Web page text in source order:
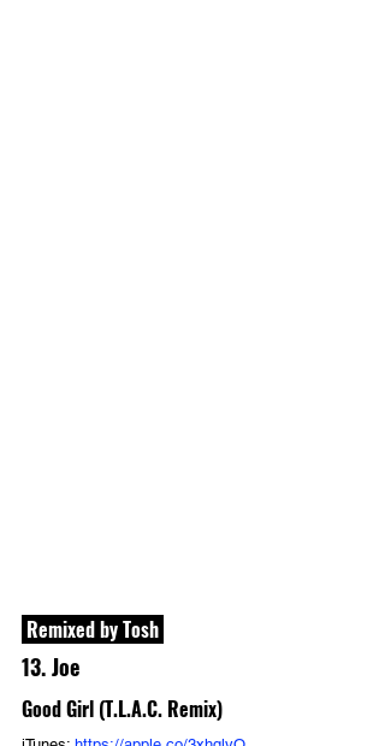
Remixed by Tosh
13. Joe
Good Girl (T.L.A.C. Remix)